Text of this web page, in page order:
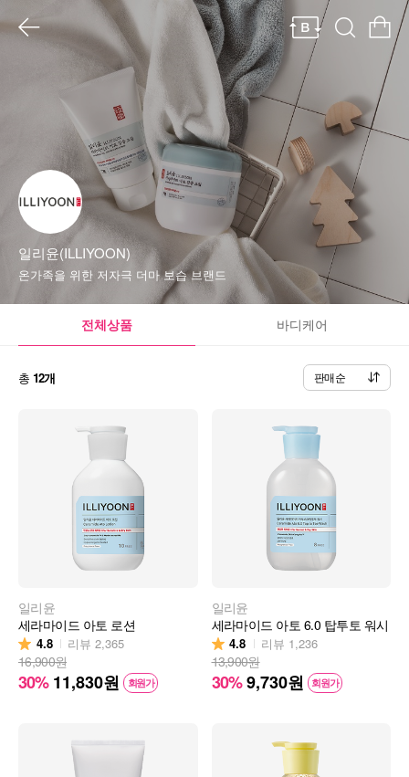
일리윤(ILLIYOON)
온가족을 위한 저자극 더마 보습 브랜드
전체상품 바디케어
총 12개 판매순
일리윤
세라마이드 아토 로션
4.8 리뷰 2,365
16,900원
30% 11,830원 회원가
일리윤
세라마이드 아토 6.0 탑투토 워시
4.8 리뷰 1,236
13,900원
30%9,730원 회원가